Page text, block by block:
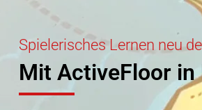
Spielerisches Lernen neu
Mit ActiveFloor in